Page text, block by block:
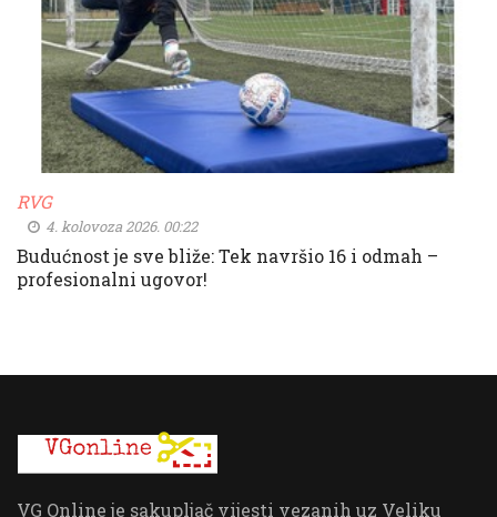
RVG
4. kolovoza 2026. 00:22
Budućnost je sve bliže: Tek navršio 16 i odmah –
profesionalni ugovor!
VG Online je sakupljač vijesti vezanih uz Veliku